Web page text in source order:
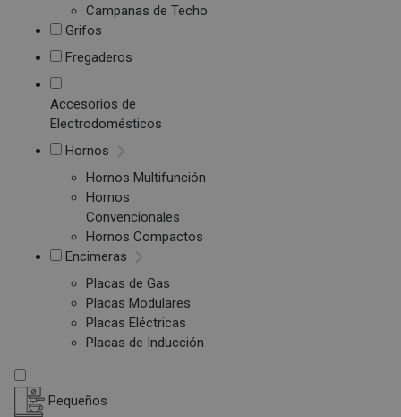
Campanas de Techo
Grifos
Fregaderos
Accesorios de
Electrodomésticos
Hornos
Hornos Multifunción
Hornos
Convencionales
Hornos Compactos
Encimeras
Placas de Gas
Placas Modulares
Placas Eléctricas
Placas de Inducción
Pequeños